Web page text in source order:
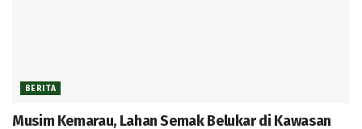
BERITA
Musim Kemarau, Lahan Semak Belukar di Kawasan